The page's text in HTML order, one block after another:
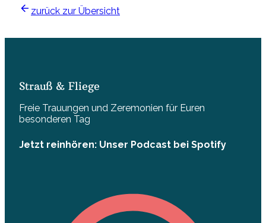
zurück zur Übersicht
Strauß & Fliege
Freie Trauungen und Zeremonien für Euren
besonderen Tag
Jetzt reinhören: Unser Podcast bei Spotify